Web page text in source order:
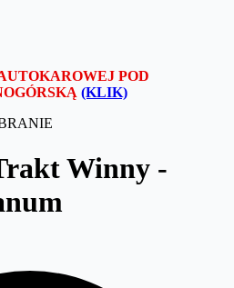
POD
(KLIK)
Winny -